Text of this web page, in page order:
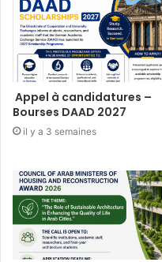
Appel à candidatures –
Bourses DAAD 2027
il y a 3 semaines